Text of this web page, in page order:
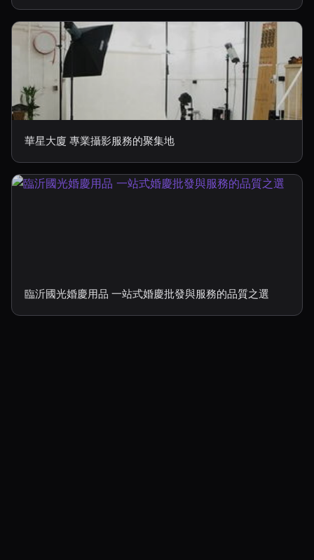
華星大廈 專業攝影服務的聚集地
臨沂國光婚慶用品 一站式婚慶批發與服務的品質之選